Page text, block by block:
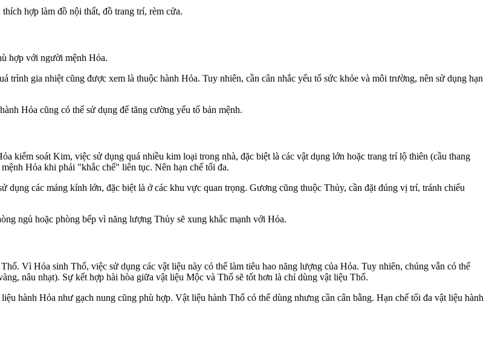
hợp làm đồ nội thất, đồ trang trí, rèm cửa.
hợp với người mệnh Hỏa.
trình gia nhiệt cũng được xem là thuộc hành Hỏa. Tuy nhiên, cần cân nhắc yếu tố sức khỏe và môi trường, nên sử dụng hạn
Hỏa cũng có thể sử dụng để tăng cường yếu tố bản mệnh.
kiểm soát Kim, việc sử dụng quá nhiều kim loại trong nhà, đặc biệt là các vật dụng lớn hoặc trang trí lộ thiên (cầu thang
Hỏa khi phải "khắc chế" liên tục. Nên hạn chế tối đa.
dụng các mảng kính lớn, đặc biệt là ở các khu vực quan trọng. Gương cũng thuộc Thủy, cần đặt đúng vị trí, tránh chiếu
ngủ hoặc phòng bếp vì năng lượng Thủy sẽ xung khắc mạnh với Hỏa.
Vì Hỏa sinh Thổ, việc sử dụng các vật liệu này có thể làm tiêu hao năng lượng của Hỏa. Tuy nhiên, chúng vẫn có thể
nâu nhạt). Sự kết hợp hài hòa giữa vật liệu Mộc và Thổ sẽ tốt hơn là chỉ dùng vật liệu Thổ.
hành Hỏa như gạch nung cũng phù hợp. Vật liệu hành Thổ có thể dùng nhưng cần cân bằng. Hạn chế tối đa vật liệu hành